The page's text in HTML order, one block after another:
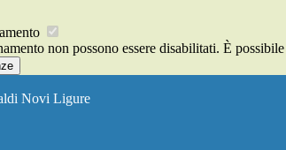
non possono essere disabilitati. È
Novi Ligure